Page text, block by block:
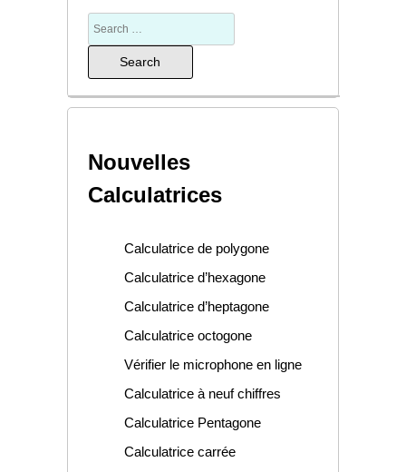
Nouvelles
Calculatrices
Calculatrice de polygone
Calculatrice d’hexagone
Calculatrice d’heptagone
Calculatrice octogone
Vérifier le microphone en ligne
Calculatrice à neuf chiffres
Calculatrice Pentagone
Calculatrice carrée